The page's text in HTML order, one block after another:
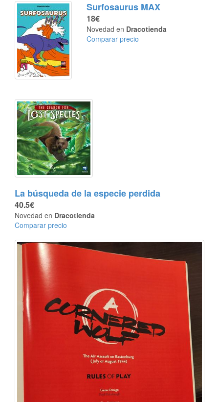
Surfosaurus MAX
18€
Novedad en Dracotienda
Comparar precio
La búsqueda de la especie perdida
40.5€
Novedad en Dracotienda
Comparar precio